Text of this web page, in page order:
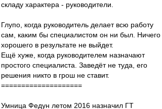
складу характера - руководители.
Глупо, когда руководитель делает всю работу
сам, каким бы специалистом он ни был. Ничего
хорошего в результате не выйдет.
Ещё хуже, когда руководителем назначают
простого специалиста. Заведёт не туда, его
решения никто в грош не ставит.
====================
Умница Федун летом 2016 назначил ГТ